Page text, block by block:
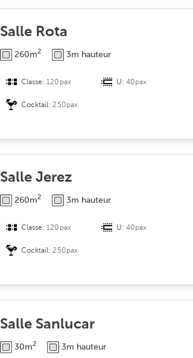
s
t
i
Salle Rota
260m2 3m hauteur
Classe:120pax U:40pax
Cocktail:250pax
Salle Jerez
260m2 3m hauteur
Classe:120pax U:40pax
Cocktail:250pax
Salle Sanlucar
30m2 3m hauteur